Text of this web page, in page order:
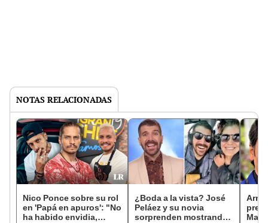
NOTAS RELACIONADAS
Nico Ponce sobre su rol
en 'Papá en apuros': "No
ha habido envidia,
¿Boda a la vista? José
Peláez y su novia
sorprenden mostrando